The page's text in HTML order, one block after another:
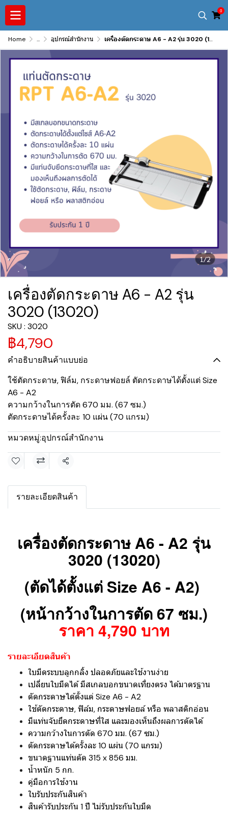
0
Home ... อุปกรณ์สำนักงาน เครื่องตัดกระดาษ A6 - A2 รุ่น 3020 (13020)
1/2
เครื่องตัดกระดาษ A6 - A2 รุ่น
3020 (13020)
SKU : 3020
฿4,790
คำอธิบายสินค้าแบบย่อ
ใช้ตัดกระดาษ, ฟิล์ม, กระดาษฟอยล์ ตัดกระดาษได้ตั้งแต่ Size
A6 - A2
ความกว้างในการตัด 670 มม. (67 ซม.)
ตัดกระดาษได้ครั้งละ 10 แผ่น (70 แกรม)
หมวดหมู่:อุปกรณ์สำนักงาน
แชร์
รายละเอียดสินค้า
เครื่องตัดกระดาษ A6 - A2 รุ่น
3020 (13020)
(ตัดได้ตั้งแต่ Size A6 - A2)
(หน้ากว้างในการตัด 67 ซม.)
ราคา 4,790 บาท
รายละเอียดสินค้า
ใบมีดระบบลูกกลิ้ง ปลอดภัยและใช้งานง่าย
เปลี่ยนใบมีดได้ มีสเกลบอกขนาดเที่ยงตรง ได้มาตรฐาน
ตัดกระดาษได้ตั้งแต่ Size A6 - A2
ใช้ตัดกระดาษ, ฟิล์ม, กระดาษฟอยล์ หรือ พลาสติกอ่อน
มีแท่นจับยึดกระดาษที่ใส และมองเห็นถึงผลการตัดได้
ความกว้างในการตัด 670 มม. (67 ซม.)
ตัดกระดาษได้ครั้งละ 10 แผ่น (70 แกรม)
ขนาดฐานแท่นตัด 315 x 856 มม.
น้ำหนัก 5 กก.
คู่มือการใช้งาน
ใบรับประกันสินค้า
สินค้ารับประกัน 1 ปี ไม่รับประกันใบมีด